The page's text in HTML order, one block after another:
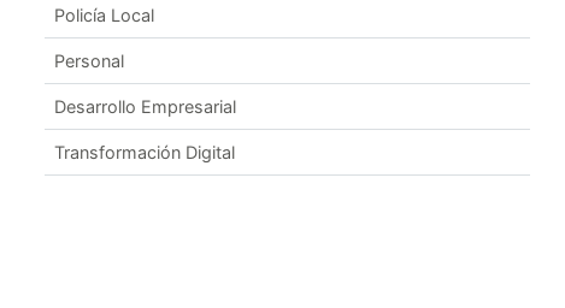
Policía Local
Personal
Desarrollo Empresarial
Transformación Digital